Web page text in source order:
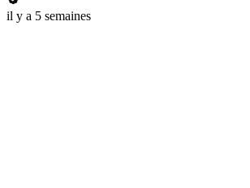
il y a 5 semaines